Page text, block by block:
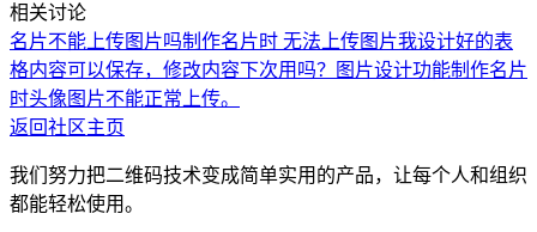
相关讨论
名片不能上传图片吗制作名片时 无法上传图片我设计好的表
格内容可以保存，修改内容下次用吗？
图片设计功能制作名片
时头像图片不能正常上传。
返回社区主页
我们努力把二维码技术变成简单实用的产品，让每个人和组织
都能轻松使用。